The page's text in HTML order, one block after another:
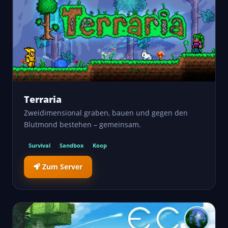
Terraria
Zweidimensional graben, bauen und gegen den
Blutmond bestehen – gemeinsam.
Survival Sandbox Koop
Zum Server